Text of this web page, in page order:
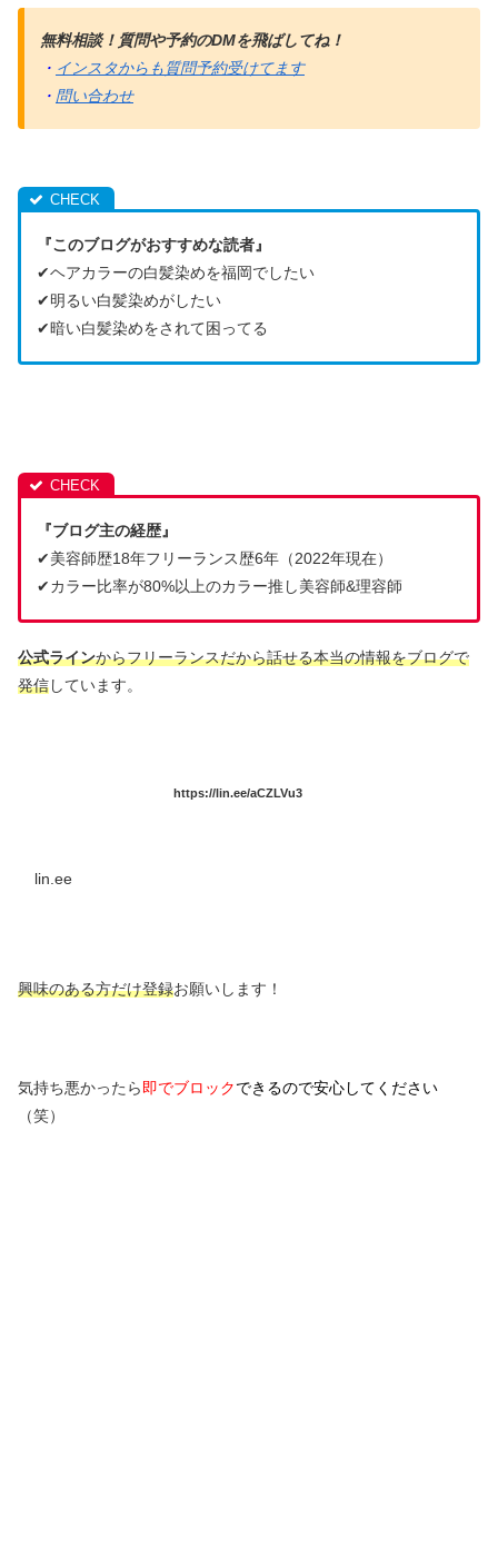
無料相談！質問や予約のDMを飛ばしてね！
・ インスタからも質問予約受けてます
・ 問い合わせ
『このブログがおすすめな読者』
✔︎ヘアカラーの白髪染めを福岡でしたい
✔︎明るい白髪染めがしたい
✔︎暗い白髪染めをされて困ってる
『ブログ主の経歴』
✔︎美容師歴18年フリーランス歴6年（2022年現在）
✔︎カラー比率が80%以上のカラー推し美容師&理容師
公式ラインからフリーランスだから話せる本当の情報をブログで
発信しています。
https://lin.ee/aCZLVu3
lin.ee
興味のある方だけ登録お願いします！
気持ち悪かったら 即でブロックできるので安心してください
（笑）